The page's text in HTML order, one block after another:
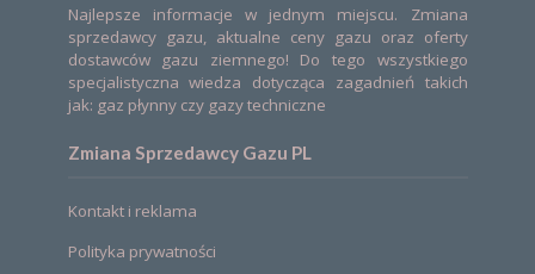
Najlepsze informacje w jednym miejscu. Zmiana
sprzedawcy gazu, aktualne ceny gazu oraz oferty
dostawców gazu ziemnego! Do tego wszystkiego
specjalistyczna wiedza dotycząca zagadnień takich
jak: gaz płynny czy gazy techniczne
Zmiana Sprzedawcy Gazu PL
Kontakt i reklama
Polityka prywatności